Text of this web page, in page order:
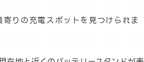
りの充電スポットを見つけられま